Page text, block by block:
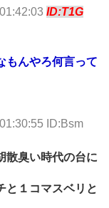
ID:T1G
もんやろ何言って
ID:Bsm
散臭い時代の台に
と１コマスベリと